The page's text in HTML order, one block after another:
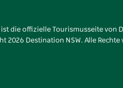
ist die offizielle Tourismusseite von
2026 Destination NSW. Alle